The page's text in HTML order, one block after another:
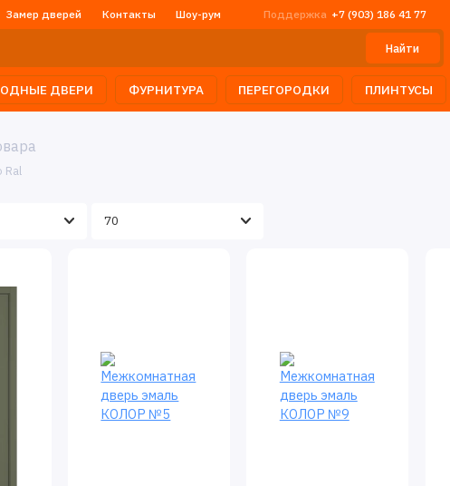
Замер дверей Контакты Шоу-рум Поддержка +7 (903) 186 41 77
Найти
ДВЕРИ ФУРНИТУРА ПЕРЕГОРОДКИ ПЛИНТУСЫ
Ral